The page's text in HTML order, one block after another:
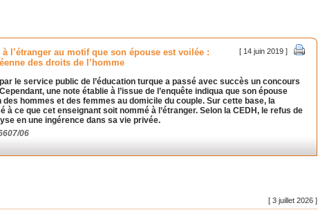
[ 14 juin 2019 ]
l’étranger au motif que son épouse est voilée :
des droits de l’homme
le service public de l’éducation turque a passé avec succès un concours
une note établie à l’issue de l’enquête indiqua que son épouse
hommes et des femmes au domicile du couple. Sur cette base, la
à ce que cet enseignant soit nommé à l’étranger. Selon la CEDH, le refus de
en une ingérence dans sa vie privée.
06
[ 3 juillet 2026 ]